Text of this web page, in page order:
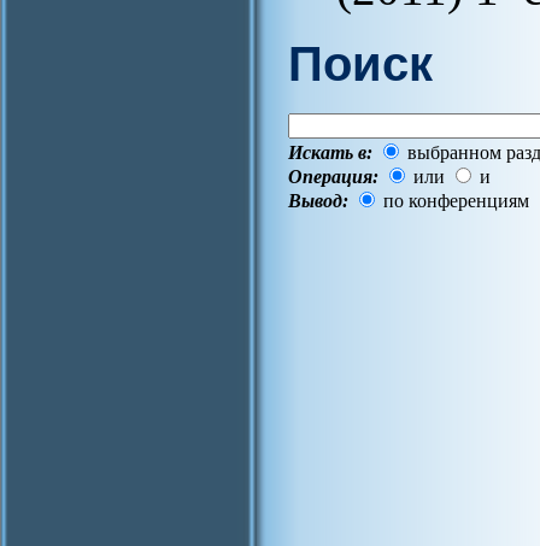
Поиск
Искать в:
выбранном
Операция:
или
и
Вывод:
по конференциям